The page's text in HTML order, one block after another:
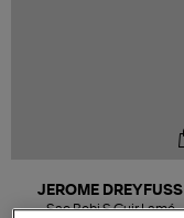
JEROME DREYFUSS
Sac Bobi S Cuir Lamé